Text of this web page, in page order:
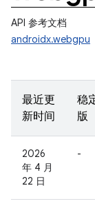
API 参考文档
androidx.webgpu
最近更
新时间
稳
版
2026
年 4 月
22 日
-